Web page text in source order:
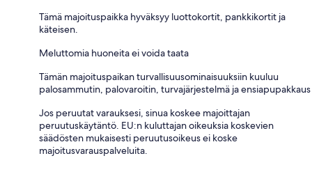
Tämä majoituspaikka hyväksyy luottokortit, pankkikortit ja
käteisen.
Meluttomia huoneita ei voida taata
Tämän majoituspaikan turvallisuusominaisuuksiin kuuluu
palosammutin, palovaroitin, turvajärjestelmä ja ensiapupakkaus
Jos peruutat varauksesi, sinua koskee majoittajan
peruutuskäytäntö. EU:n kuluttajan oikeuksia koskevien
säädösten mukaisesti peruutusoikeus ei koske
majoitusvarauspalveluita.